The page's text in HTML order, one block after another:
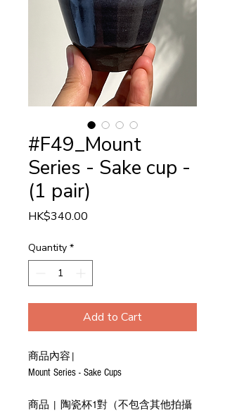
#F49_Mount
Series - Sake cup -
(1 pair)
HK$340.00
Quantity *
Add to Cart
商品內容|
Mount Series - Sake Cups
商品 | 陶瓷杯1對（不包含其他拍攝